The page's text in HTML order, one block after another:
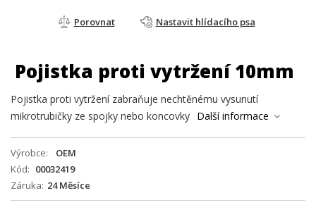
Porovnat Nastavit hlídacího psa
Pojistka proti vytržení 10mm
Pojistka proti vytržení zabraňuje nechtěnému vysunutí
mikrotrubičky ze spojky nebo koncovky Další informace
Výrobce
OEM
Kód
00032419
Záruka 24 Měsíce